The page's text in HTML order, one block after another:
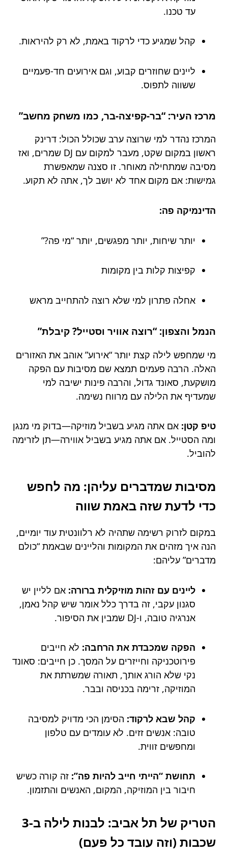
עד טכנו.
קהל שמגיע כדי לרקוד באמת, לא רק להיראות.
ליינים שחוזרים קבוע, וגם אירועים חד-פעמיים
ששווה לתפוס.
מרכז העיר: “בר-קפיצה-בר, כמו משחק מחשב”
המרכז נהדר למי שרוצה ערב שכולל הכול: דרינק
ראשון במקום שקט, מעבר למקום עם DJ שמרים, ואז
מסיבה שמתחילה מאוחר. זו סצנה שמאפשרת
גמישות: אם מקום אחד לא יושב לך, אתה לא תקוע.
הדינמיקה פה:
יותר שיחות, יותר מפגשים, יותר “מי פה?”
קפיצות קלות בין מקומות
אחלה פתרון למי שלא רוצה להתחייב מראש
הנמל והצפון: “רוצה אוויר וסטייל? קיבלת”
מי שמחפש לילה קצת יותר “אירוע” אוהב את האזורים
האלה. הרבה פעמים תמצא שם מסיבות עם הפקה
מושקעת, סאונד גדול, והרבה פינות ישיבה למי
שמעדיף את הלילה עם מרווח נשימה.
טיפ קטן: אם אתה מגיע בשביל מוזיקה—בדוק מי מנגן
ומה הסטייל. אם אתה מגיע בשביל אווירה—תן לזרימה
להוביל.
מסיבות שמדברים עליהן: מה לחפש
כדי לדעת שזה באמת שווה
במקום לזרוק רשימה שתהיה לא רלוונטית עוד יומיים,
הנה איך מזהים את המקומות והליינים שבאמת “כולם
מדברים” עליהם:
ליינים עם זהות מוזיקלית ברורה: אם לליין יש
סגנון עקבי, זה בדרך כלל אומר שיש קהל נאמן,
אנרגיה טובה, ו-DJ שמבין את הסיפור.
הפקה שמכבדת את הרחבה: לא חייבים
פירוטכניקה וחייזרים על המסך. כן חייבים: סאונד
נקי שלא הורג אותך, תאורה שמשרתת את
המוזיקה, זרימה בכניסה ובבר.
קהל שבא לרקוד: הסימן הכי מדויק למסיבה
טובה: אנשים זזים. לא עומדים עם טלפון
ומחפשים זווית.
תחושת “הייתי חייב להיות פה”: זה קורה כשיש
חיבור בין המוזיקה, המקום, האנשים והתזמון.
הטריק של תל אביב: לבנות לילה ב-3
שכבות (וזה עובד כל פעם)